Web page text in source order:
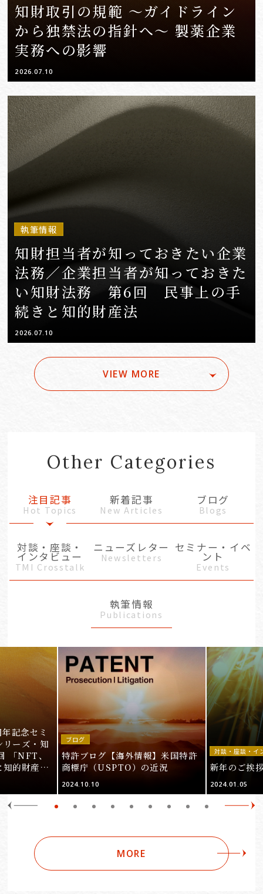
知財取引の規範 ～ガイドライン
から独禁法の指針へ～ 製薬企業
実務への影響
2026.07.10
執筆情報
知財担当者が知っておきたい企業
法務／企業担当者が知っておきた
い知財法務 第6回 民事上の手
続きと知的財産法
2026.07.10
VIEW MORE
Other Categories
注目記事
Hot Topics
新着記事
New Articles
ブログ
Blogs
対談・座談・
インタビュー
TMI Crosstalk
ニューズレター
Newsletters
セミナー・イベ
ント
Events
執筆情報
Publications
記念セミ
リーズ・知
「NFT、
知的財産
ブログ
特許ブログ【海外情報】米国特許
商標庁（USPTO）の近況
2024.10.10
対談・座談・イ
新年のご挨
2024.01.05
MORE